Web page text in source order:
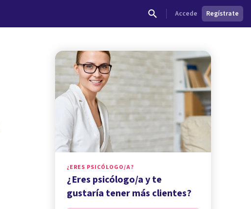
Accede Regístrate
¿ERES PSICÓLOGO/A?
¿Eres psicólogo/a y te
gustaría tener más clientes?